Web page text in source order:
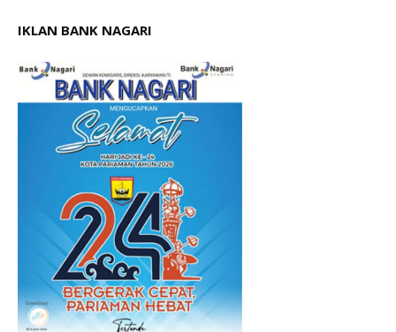
IKLAN BANK NAGARI